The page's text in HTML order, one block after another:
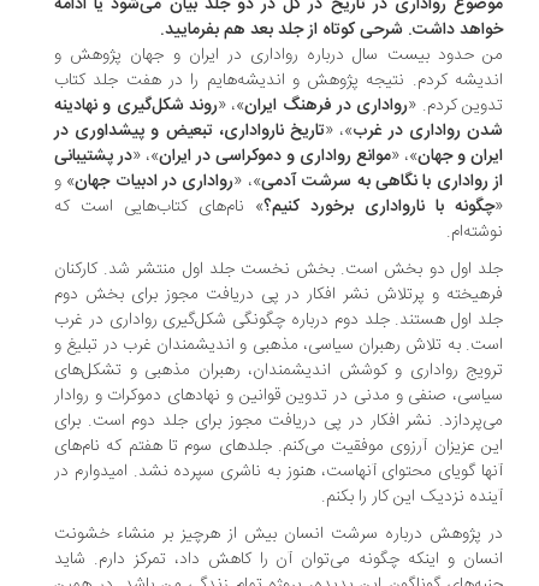
داشت. شرحی کوتاه از جلد بعد هم بفرمایید.
حدود بیست سال درباره رواداری در ایران و جهان پژوهش و
کردم. نتیجه‌ پژوهش و اندیشه‌هایم را در هفت جلد کتاب
کردم. «رواداری در فرهنگ ایران»، «روند شکل‌گیری و نهادینه
رواداری در غرب»، «تاریخ نارواداری، تبعیض و پیشداوری در
و جهان»، «موانع رواداری و دموکراسی در ایران»، «در پشتیبانی
رواداری با نگاهی به سرشت آدمی»، «رواداری در ادبیات جهان» و
با نارواداری برخورد کنیم؟ » نام‌های کتاب‌هایی است که
اول دو بخش است. بخش نخست جلد اول منتشر شد. کارکنان
و پرتلاش نشر افکار در پی دریافت مجوز برای بخش دوم
اول هستند. جلد دوم درباره چگونگی شکل‌گیری رواداری در غرب
به تلاش رهبران سیاسی، مذهبی و اندیشمندان غرب در تبلیغ و
رواداری و کوشش اندیشمندان، رهبران مذهبی و تشکل‌های
صنفی و مدنی در تدوین قوانین و نهادهای دموکرات و روادار
نشر افکار در پی دریافت مجوز برای جلد دوم است. برای
عزیزان آرزوی موفقیت می‌کنم. جلدهای سوم تا هفتم که نام‌های
گویای محتوای آنهاست، هنوز به ناشری سپرده نشد. امیدوارم در
نزدیک این کار را بکنم.
پژوهش درباره سرشت انسان بیش از هرچیز بر منشاء خشونت
و اینکه چگونه می‌توان آن را کاهش داد، تمرکز دارم. شاید